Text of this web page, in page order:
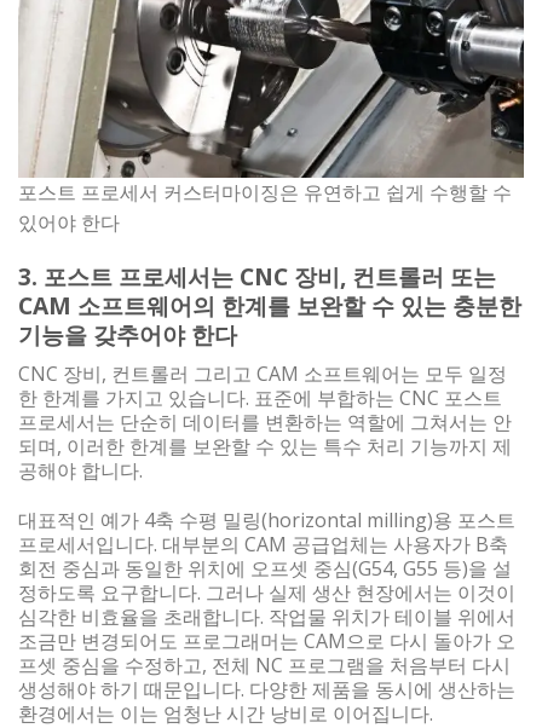
포스트 프로세서 커스터마이징은 유연하고 쉽게 수행할 수
있어야 한다
3. 포스트 프로세서는 CNC 장비, 컨트롤러 또는
CAM 소프트웨어의 한계를 보완할 수 있는 충분한
기능을 갖추어야 한다
CNC 장비, 컨트롤러 그리고 CAM 소프트웨어는 모두 일정
한 한계를 가지고 있습니다. 표준에 부합하는 CNC 포스트
프로세서는 단순히 데이터를 변환하는 역할에 그쳐서는 안
되며, 이러한 한계를 보완할 수 있는 특수 처리 기능까지 제
공해야 합니다.
대표적인 예가 4축 수평 밀링(horizontal milling)용 포스트
프로세서입니다. 대부분의 CAM 공급업체는 사용자가 B축
회전 중심과 동일한 위치에 오프셋 중심(G54, G55 등)을 설
정하도록 요구합니다. 그러나 실제 생산 현장에서는 이것이
심각한 비효율을 초래합니다. 작업물 위치가 테이블 위에서
조금만 변경되어도 프로그래머는 CAM으로 다시 돌아가 오
프셋 중심을 수정하고, 전체 NC 프로그램을 처음부터 다시
생성해야 하기 때문입니다. 다양한 제품을 동시에 생산하는
환경에서는 이는 엄청난 시간 낭비로 이어집니다.